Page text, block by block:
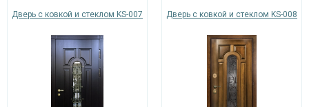
Дверь с ковкой и стеклом KS-007 Дверь с ковкой и стеклом KS-008